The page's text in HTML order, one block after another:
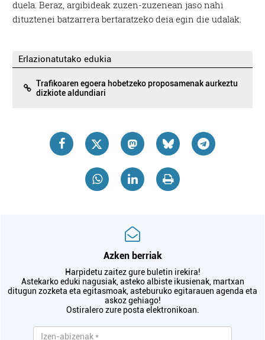
duela. Beraz, argibideak zuzen-zuzenean jaso nahi
dituztenei batzarrera bertaratzeko deia egin die udalak.
Erlazionatutako edukia
Trafikoaren egoera hobetzeko proposamenak aurkeztu
dizkiote aldundiari
Azken berriak
Harpidetu zaitez gure buletin irekira!
Astekarko eduki nagusiak, asteko albiste ikusienak, martxan
ditugun zozketa eta egitasmoak, asteburuko egitarauen agenda eta
askoz gehiago!
Ostiralero zure posta elektronikoan.